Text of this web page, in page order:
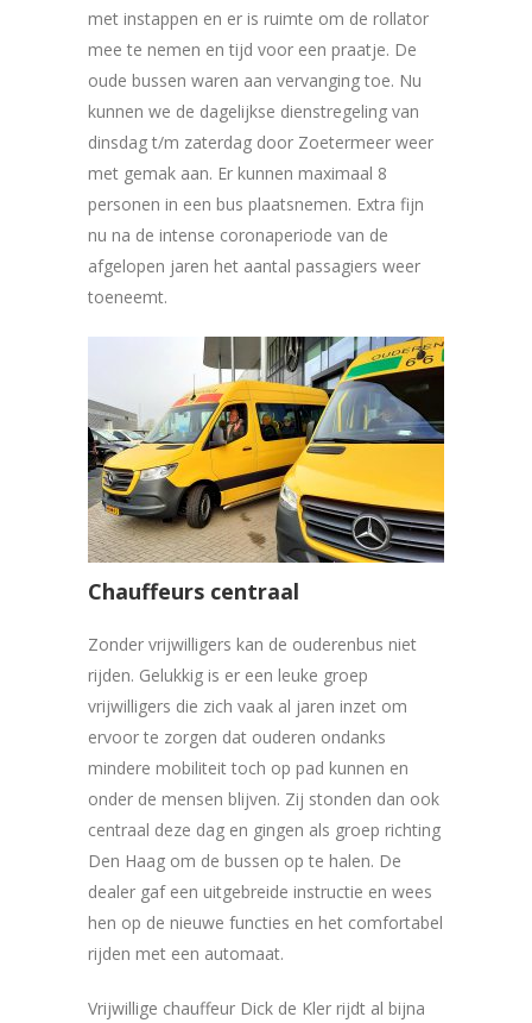
met instappen en er is ruimte om de rollator
mee te nemen en tijd voor een praatje. De
oude bussen waren aan vervanging toe. Nu
kunnen we de dagelijkse dienstregeling van
dinsdag t/m zaterdag door Zoetermeer weer
met gemak aan. Er kunnen maximaal 8
personen in een bus plaatsnemen. Extra fijn
nu na de intense coronaperiode van de
afgelopen jaren het aantal passagiers weer
toeneemt.
Chauffeurs centraal
Zonder vrijwilligers kan de ouderenbus niet
rijden. Gelukkig is er een leuke groep
vrijwilligers die zich vaak al jaren inzet om
ervoor te zorgen dat ouderen ondanks
mindere mobiliteit toch op pad kunnen en
onder de mensen blijven. Zij stonden dan ook
centraal deze dag en gingen als groep richting
Den Haag om de bussen op te halen. De
dealer gaf een uitgebreide instructie en wees
hen op de nieuwe functies en het comfortabel
rijden met een automaat.
Vrijwillige chauffeur Dick de Kler rijdt al bijna